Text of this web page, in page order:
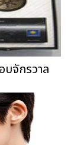
บจักรวาล